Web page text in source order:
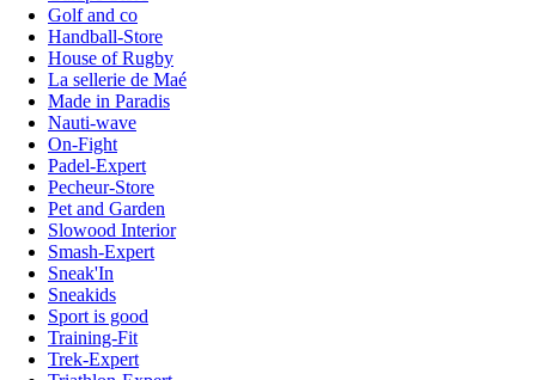
Golf and co
Handball-Store
House of Rugby
La sellerie de Maé
Made in Paradis
Nauti-wave
On-Fight
Padel-Expert
Pecheur-Store
Pet and Garden
Slowood Interior
Smash-Expert
Sneak'In
Sneakids
Sport is good
Training-Fit
Trek-Expert